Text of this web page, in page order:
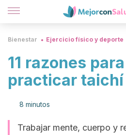
Bienestar Ejercicio físico y deporte
11 razones
practicar taichí
8 minutos
Trabajar mente, cuerpo y